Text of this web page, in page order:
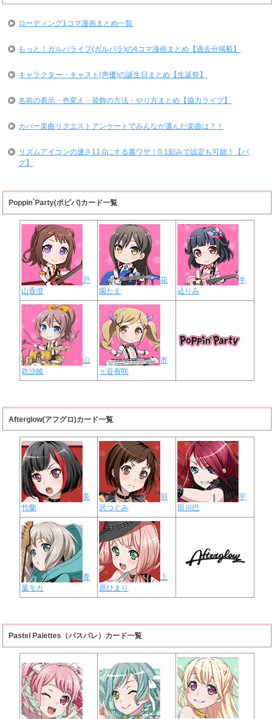
ローディング1コマ漫画まとめ一覧
もっと！ガルパライフ(ガルパラ)の4コマ漫画まとめ【過去分掲載】
キャラクター・キャスト(声優)の誕生日まとめ【生誕祭】
名前の表示・色変え・装飾の方法・やり方まとめ【協力ライブ】
カバー楽曲リクエストアンケートでみんなが選んだ楽曲は？！
リズムアイコンの速さ11.0にする裏ワザ！0.1刻みで設定も可能！【バ
グ】
Poppin`Party(ポピパ)カード一覧
戸
山香澄
花
園たえ
牛
込りみ
山
吹沙綾
市
ヶ谷有咲
Afterglow(アフグロ)カード一覧
美
竹蘭
羽
沢つぐみ
宇
田川巴
青
葉モカ
上
原ひまり
Pastel Palettes（パスパレ）カード一覧